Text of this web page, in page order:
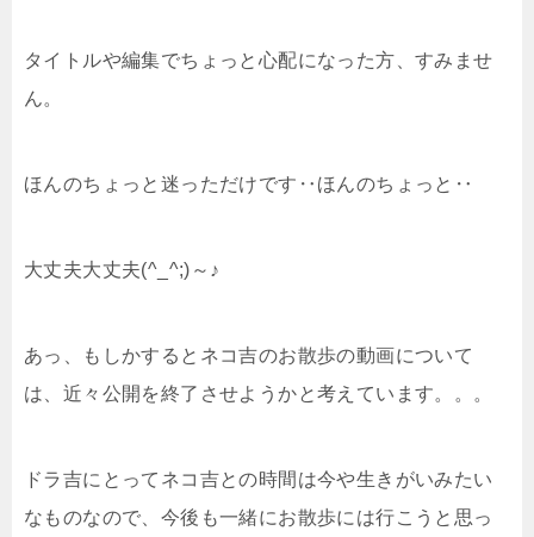
タイトルや編集でちょっと心配になった方、すみませ
ん。
ほんのちょっと迷っただけです‥ほんのちょっと‥
大丈夫大丈夫(^_^;)～♪
あっ、もしかするとネコ吉のお散歩の動画について
は、近々公開を終了させようかと考えています。。。
ドラ吉にとってネコ吉との時間は今や生きがいみたい
なものなので、今後も一緒にお散歩には行こうと思っ